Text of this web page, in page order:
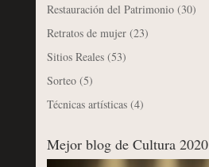
Restauración del Patrimonio(30)
Retratos de mujer(23)
Sitios Reales(53)
Sorteo(5)
Técnicas artísticas(4)
Mejor blog de Cultura 2020